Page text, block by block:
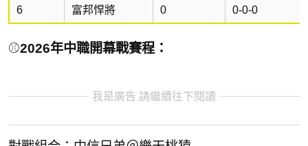
6 富邦悍將 0 0-0-0
⚾2026年中職開幕戰賽程：
我是廣告 請繼續往下閱讀